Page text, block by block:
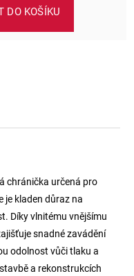
DO KOŠÍKU
chránička určená pro
je kladen důraz na
Díky vlnitému vnějšímu
snadné zavádění
odolnost vůči tlaku a
a rekonstrukcích